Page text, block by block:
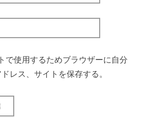
で使用するためブラウザーに自分
レス、サイトを保存する。